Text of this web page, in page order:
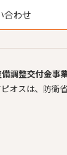
合わせ
調整交付金事
オスは、防衛